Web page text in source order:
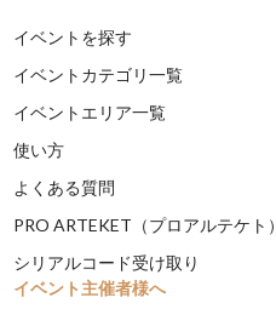
イベントを探す
イベントカテゴリ一覧
イベントエリア一覧
使い方
よくある質問
PRO ARTEKET（プロアルテケト）
シリアルコード受け取り
イベント主催者様へ